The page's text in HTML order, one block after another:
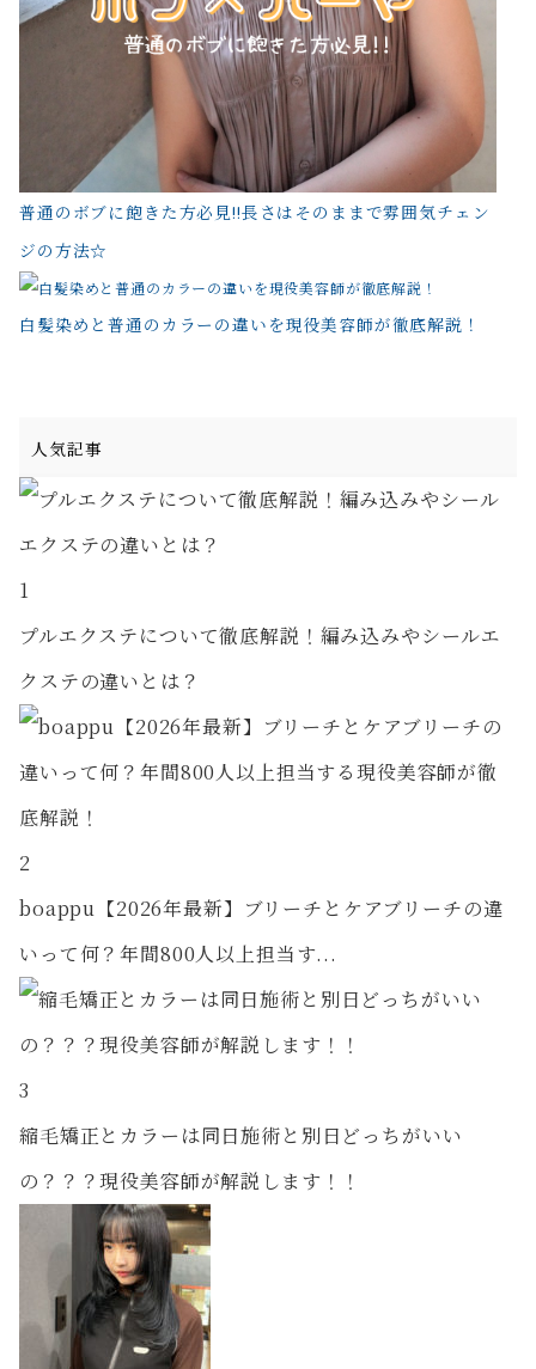
普通のボブに飽きた方必見!!長さはそのままで雰囲気チェン
ジの方法☆
白髪染めと普通のカラーの違いを現役美容師が徹底解説！
人気記事
1
プルエクステについて徹底解説！編み込みやシールエ
クステの違いとは？
2
boappu【2026年最新】ブリーチとケアブリーチの違
いって何？年間800人以上担当す...
3
縮毛矯正とカラーは同日施術と別日どっちがいい
の？？？現役美容師が解説します！！